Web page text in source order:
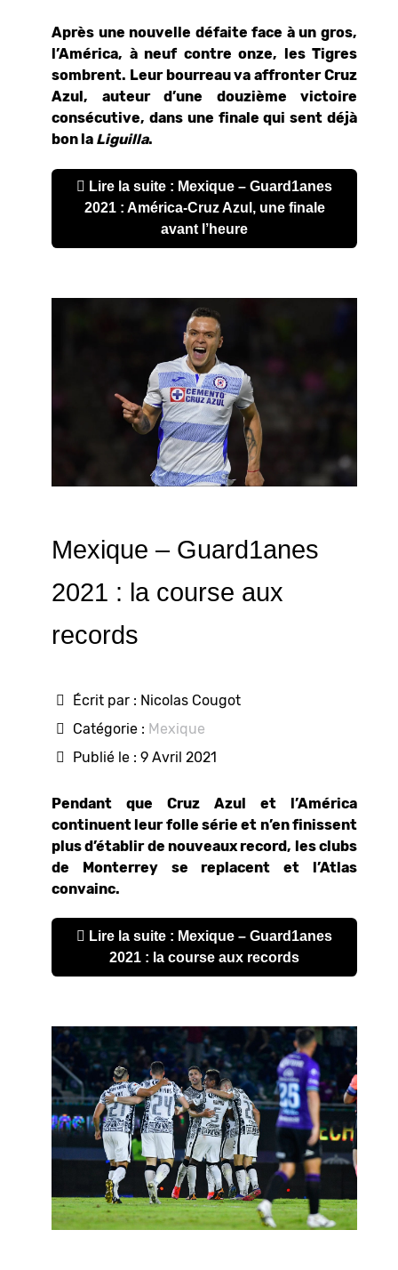
Après une nouvelle défaite face à un gros,
l’América, à neuf contre onze, les Tigres
sombrent. Leur bourreau va affronter Cruz
Azul, auteur d’une douzième victoire
consécutive, dans une finale qui sent déjà
bon la Liguilla.
Lire la suite : Mexique – Guard1anes
2021 : América-Cruz Azul, une finale
avant l’heure
Mexique – Guard1anes
2021 : la course aux
records
Écrit par : Nicolas Cougot
Catégorie : Mexique
Publié le : 9 Avril 2021
Pendant que Cruz Azul et l’América
continuent leur folle série et n’en finissent
plus d’établir de nouveaux record, les clubs
de Monterrey se replacent et l’Atlas
convainc.
Lire la suite : Mexique – Guard1anes
2021 : la course aux records